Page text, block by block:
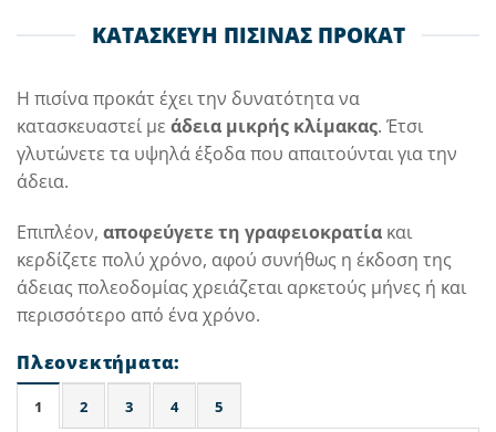
ΚΑΤΑΣΚΕΥΗ ΠΙΣΙΝΑΣ ΠΡΟΚΑΤ
Η πισίνα προκάτ έχει την δυνατότητα να
κατασκευαστεί με άδεια μικρής κλίμακας. Έτσι
γλυτώνετε τα υψηλά έξοδα που απαιτούνται για την
άδεια.
Επιπλέον, αποφεύγετε τη γραφειοκρατία και
κερδίζετε πολύ χρόνο, αφού συνήθως η έκδοση της
άδειας πολεοδομίας χρειάζεται αρκετούς μήνες ή και
περισσότερο από ένα χρόνο.
Πλεονεκτήματα:
1 2 3 4 5